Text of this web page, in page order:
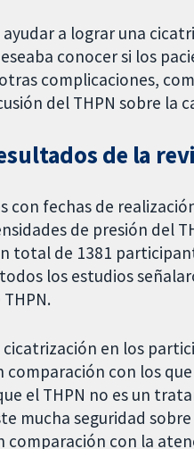
a lograr una
conocer si los
complicaciones,
del THPN sobre la
de la
fechas de
de presión del
total de 1381
los estudios
en los
con los
el THPN no es un
mucha seguridad
con la